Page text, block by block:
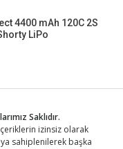
4400 mAh 120C 2S
LiPo
Saklıdır.
izinsiz olarak
sahiplenilerek başka